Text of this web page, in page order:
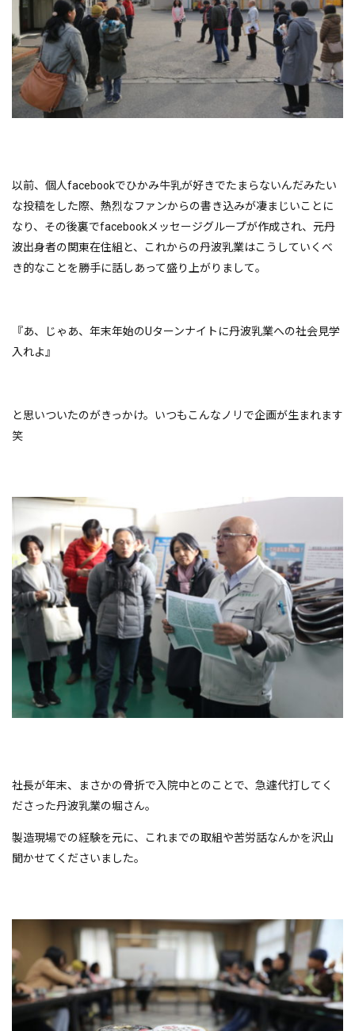
以前、個人facebookでひかみ牛乳が好きでたまらないんだみたい
な投稿をした際、熱烈なファンからの書き込みが凄まじいことに
なり、その後裏でfacebookメッセージグループが作成され、元丹
波出身者の関東在住組と、これからの丹波乳業はこうしていくべ
き的なことを勝手に話しあって盛り上がりまして。
『あ、じゃあ、年末年始のUターンナイトに丹波乳業への社会見学
入れよ』
と思いついたのがきっかけ。いつもこんなノリで企画が生まれます
笑
社長が年末、まさかの骨折で入院中とのことで、急遽代打してく
ださった丹波乳業の堀さん。
製造現場での経験を元に、これまでの取組や苦労話なんかを沢山
聞かせてくださいました。